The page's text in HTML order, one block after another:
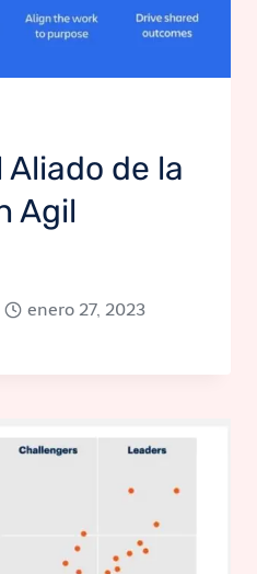
de la
Agil
enero 27, 2023